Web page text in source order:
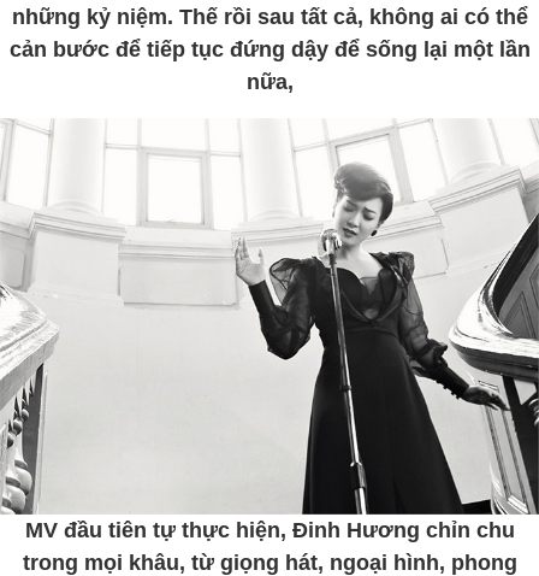
những kỷ niệm. Thế rồi sau tất cả, không ai có thể
cản bước để tiếp tục đứng dậy để sống lại một lần
nữa,
MV đầu tiên tự thực hiện, Đinh Hương chỉn chu
trong mọi khâu, từ giọng hát, ngoại hình, phong